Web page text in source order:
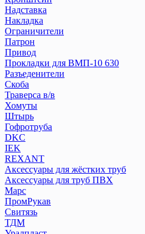
Надставка
Накладка
Ограничители
Патрон
Привод
Прокладки для ВМП-10 630
Разъеденители
Скоба
Траверса в/в
Хомуты
Штырь
Гофротруба
DKC
IEK
REXANT
Аксессуары для жёстких труб
Аксессуары для труб ПВХ
Марс
ПромРукав
Свитязь
ТДМ